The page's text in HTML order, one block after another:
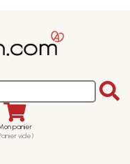
panier
vide)